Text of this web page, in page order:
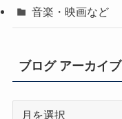
音楽・映画など
ブログ アーカイブ